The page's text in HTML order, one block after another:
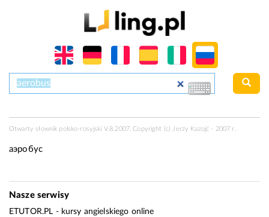
Otwarty słownik polsko-rosyjski V.8.2007, Copyright (c) Jerzy Kazojć - 2007 r.
аэробус
Nasze serwisy
ETUTOR.PL - kursy angielskiego online